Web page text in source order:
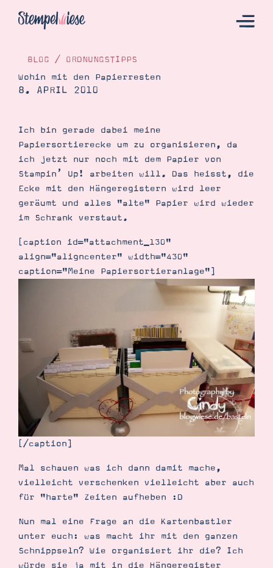
Katalog
Bestellen
Kontakt
Angebote
Demonstrator werden
Über Stampin’ Up!
Tipps & Tricks
BLOG / ORDNUNGSTIPPS
Wohin mit den Papierresten
8. APRIL 2010
Ich bin gerade dabei meine
Papiersortierecke um zu organisieren, da
ich jetzt nur noch mit dem Papier von
Stampin’ Up! arbeiten will. Das heisst, die
Ecke mit den Hängeregistern wird leer
geräumt und alles "alte" Papier wird wieder
im Schrank verstaut.
[caption id="attachment_130"
align="aligncenter" width="430"
caption="Meine Papiersortieranlage"]
[/caption]
Mal schauen was ich dann damit mache,
vielleicht verschenken vielleicht aber auch
für "harte" Zeiten aufheben :D
Nun mal eine Frage an die Kartenbastler
unter euch: was macht ihr mit den ganzen
Schnippseln? Wie organisiert ihr die? Ich
würde sie ja mit in die Hängeregister